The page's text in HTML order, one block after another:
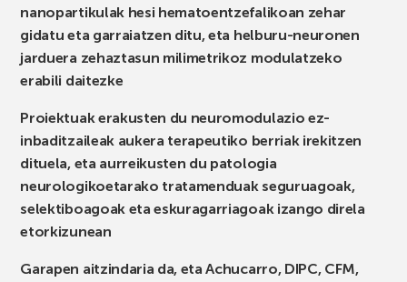
nanopartikulak hesi hematoentzefalikoan zehar
gidatu eta garraiatzen ditu, eta helburu-neuronen
jarduera zehaztasun milimetrikoz modulatzeko
erabili daitezke
Proiektuak erakusten du neuromodulazio ez-
inbaditzaileak aukera terapeutiko berriak irekitzen
dituela, eta aurreikusten du patologia
neurologikoetarako tratamenduak seguruagoak,
selektiboagoak eta eskuragarriagoak izango direla
etorkizunean
Garapen aitzindaria da, eta Achucarro, DIPC, CFM,